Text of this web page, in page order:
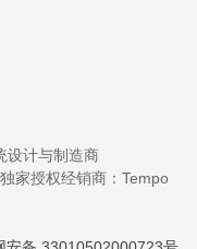
设计与制造商
家授权经销商：Tempo